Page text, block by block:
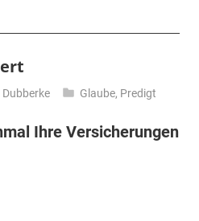
Glaube, Predigt
Ihre Versicherungen